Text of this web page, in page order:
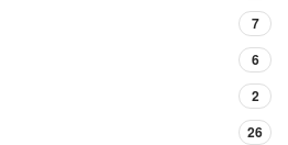
7
6
2
26